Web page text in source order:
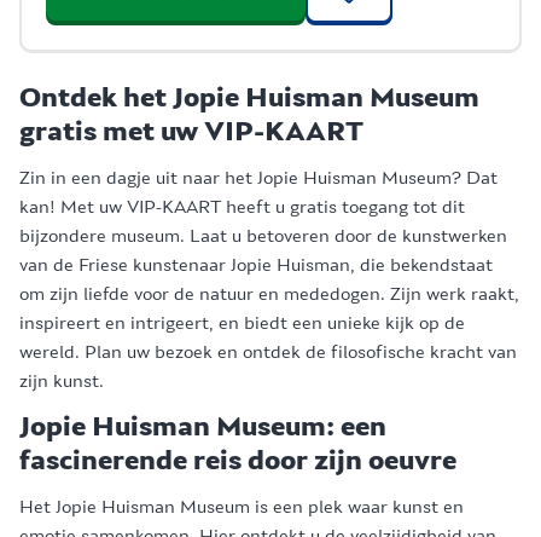
Ontdek het Jopie Huisman Museum
gratis met uw VIP-KAART
Zin in een dagje uit naar het Jopie Huisman Museum? Dat
kan! Met uw VIP-KAART heeft u gratis toegang tot dit
bijzondere museum. Laat u betoveren door de kunstwerken
van de Friese kunstenaar Jopie Huisman, die bekendstaat
om zijn liefde voor de natuur en mededogen. Zijn werk raakt,
inspireert en intrigeert, en biedt een unieke kijk op de
wereld. Plan uw bezoek en ontdek de filosofische kracht van
zijn kunst.
Jopie Huisman Museum: een
fascinerende reis door zijn oeuvre
Het Jopie Huisman Museum is een plek waar kunst en